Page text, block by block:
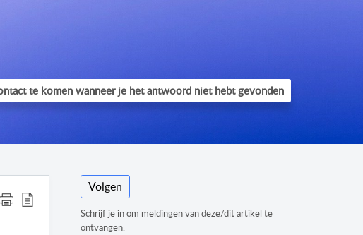
Volgen
Schrijf je in om meldingen van deze/dit artikel te
ontvangen.